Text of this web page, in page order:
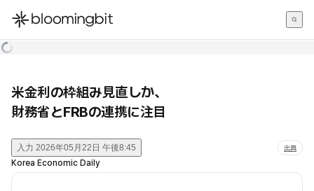
한국어
米金利の枠組み見直しか、
財務省とFRBの連携に注目
入力 2026年05月22日 午後8:45 出典
Korea Economic Daily